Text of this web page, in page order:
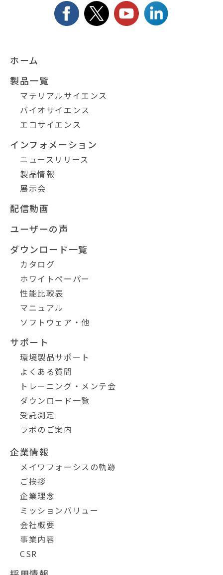
ホーム
製品一覧
マテリアルサイエンス
バイオサイエンス
エコサイエンス
インフォメーション
ニュースリリース
製品情報
展示会
配信動画
ユーザーの声
ダウンロード一覧
カタログ
ホワイトペーパー
性能比較表
マニュアル
ソフトウェア・他
サポート
環境製品サポート
よくある質問
トレーニング・メンテ会
ダウンロード一覧
受託測定
ラボのご案内
企業情報
メイワフォーシスの軌跡
ご挨拶
企業理念
ミッションバリュー
会社概要
事業内容
CSR